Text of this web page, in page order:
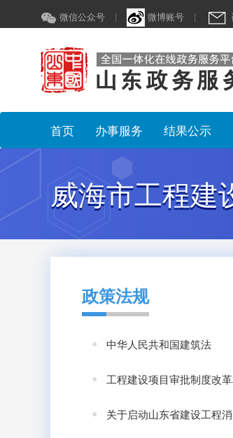
微信公众号 | 微博账号 |
首页 办事服务 结果公示
威海市工程建
政策法规
中华人民共和国建筑法
工程建设项目审批制度改
关于启动山东省建设工程